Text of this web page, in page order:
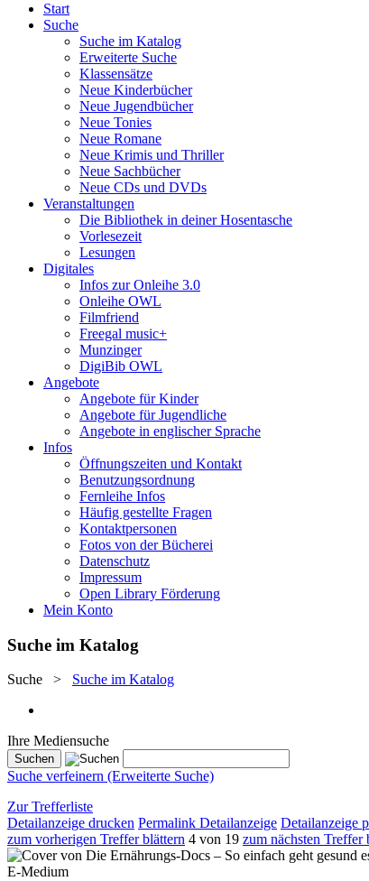
Start
Suche
Suche im Katalog
Erweiterte Suche
Klassensätze
Neue Kinderbücher
Neue Jugendbücher
Neue Tonies
Neue Romane
Neue Krimis und Thriller
Neue Sachbücher
Neue CDs und DVDs
Veranstaltungen
Die Bibliothek in deiner Hosentasche
Vorlesezeit
Lesungen
Digitales
Infos zur Onleihe 3.0
Onleihe OWL
Filmfriend
Freegal music+
Munzinger
DigiBib OWL
Angebote
Angebote für Kinder
Angebote für Jugendliche
Angebote in englischer Sprache
Infos
Öffnungszeiten und Kontakt
Benutzungsordnung
Fernleihe Infos
Häufig gestellte Fragen
Kontaktpersonen
Fotos von der Bücherei
Datenschutz
Impressum
Open Library Förderung
Mein Konto
Suche im Katalog
Suche > Suche im Katalog
Ihre Mediensuche
Suche verfeinern (Erweiterte Suche)
Zur Trefferliste
Detailanzeige drucken Permalink Detailanzeige Detailanzeige
zum vorherigen Treffer blättern 4 von 19 zum nächsten Treffer
E-Medium